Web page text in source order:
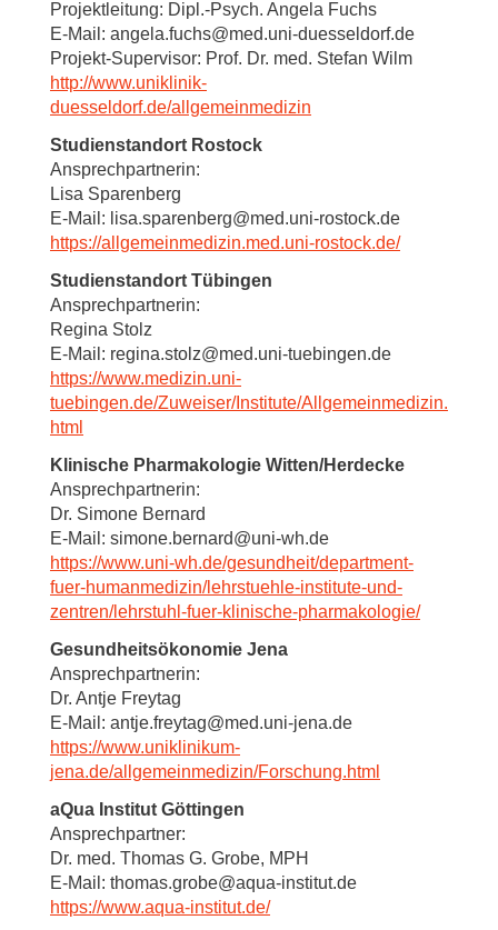
Projektleitung: Dipl.-Psych. Angela Fuchs
E-Mail: angela.fuchs@med.uni-duesseldorf.de
Projekt-Supervisor: Prof. Dr. med. Stefan Wilm
http://www.uniklinik-
duesseldorf.de/allgemeinmedizin
Studienstandort Rostock
Ansprechpartnerin:
Lisa Sparenberg
E-Mail: lisa.sparenberg@med.uni-rostock.de
https://allgemeinmedizin.med.uni-rostock.de/
Studienstandort Tübingen
Ansprechpartnerin:
Regina Stolz
E-Mail: regina.stolz@med.uni-tuebingen.de
https://www.medizin.uni-
tuebingen.de/Zuweiser/Institute/Allgemeinmedizin.
html
Klinische Pharmakologie Witten/Herdecke
Ansprechpartnerin:
Dr. Simone Bernard
E-Mail: simone.bernard@uni-wh.de
https://www.uni-wh.de/gesundheit/department-
fuer-humanmedizin/lehrstuehle-institute-und-
zentren/lehrstuhl-fuer-klinische-pharmakologie/
Gesundheitsökonomie Jena
Ansprechpartnerin:
Dr. Antje Freytag
E-Mail: antje.freytag@med.uni-jena.de
https://www.uniklinikum-
jena.de/allgemeinmedizin/Forschung.html
aQua Institut Göttingen
Ansprechpartner:
Dr. med. Thomas G. Grobe, MPH
E-Mail: thomas.grobe@aqua-institut.de
https://www.aqua-institut.de/